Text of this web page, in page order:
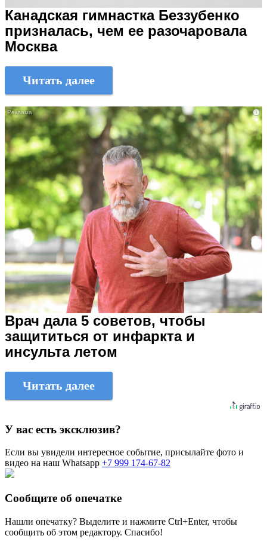
Канадская гимнастка Беззубенко
призналась, чем ее разочаровала
Москва
Читать далее
i
Врач дала 5 советов, чтобы
защититься от инфаркта и
инсульта летом
Читать далее
У вас есть эксклюзив?
Если вы увидели интересное событие, присылайте фото и
видео на наш Whatsapp +7 999 174-67-82
Сообщите об опечатке
Нашли опечатку? Выделите и нажмите Ctrl+Enter, чтобы
сообщить об этом редактору. Спасибо!